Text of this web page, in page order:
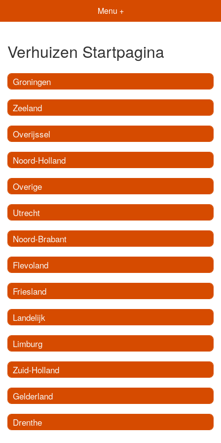
Menu +
Verhuizen Startpagina
Groningen
Zeeland
Overijssel
Noord-Holland
Overige
Utrecht
Noord-Brabant
Flevoland
Friesland
Landelijk
Limburg
Zuid-Holland
Gelderland
Drenthe